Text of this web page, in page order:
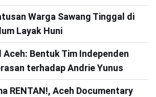
Warga Sawang Tinggal di
Layak Huni
Aceh: Bentuk Tim Independen
terhadap Andrie Yunus
RENTAN!, Aceh Documentary